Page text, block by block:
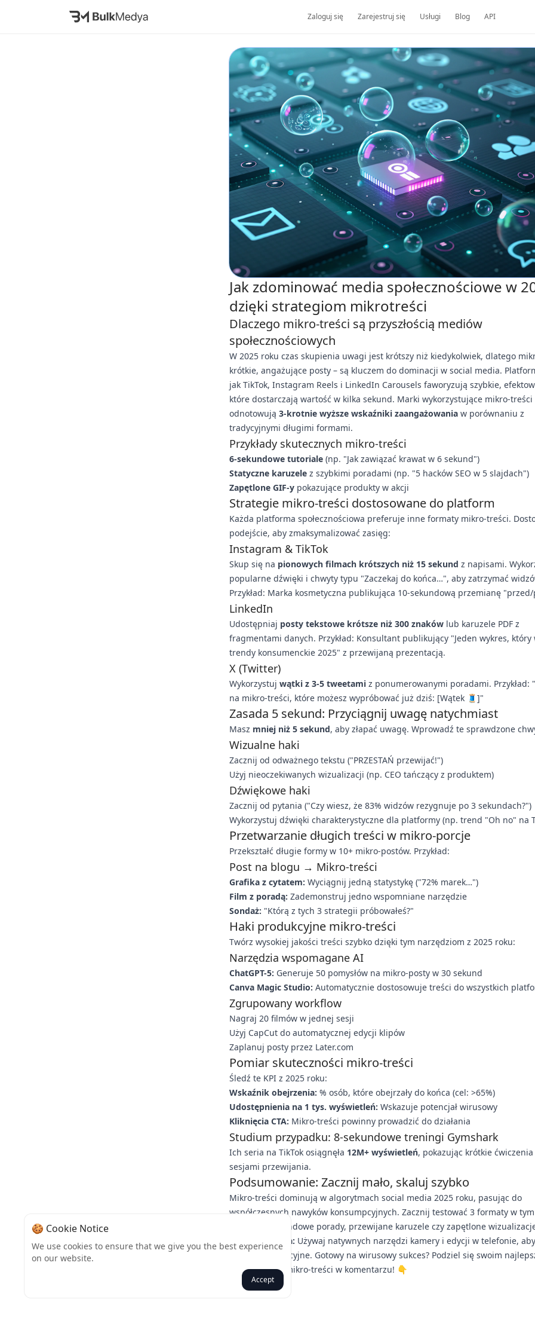
Zaloguj się Zarejestruj się Usługi Blog API
Jak zdominować media społecznościowe w
dzięki strategiom mikrotreści
Dlaczego mikro-treści są przyszłością mediów
społecznościowych
W 2025 roku czas skupienia uwagi jest krótszy niż kiedykolwiek, dlatego
krótkie, angażujące posty – są kluczem do dominacji w social media.
jak TikTok, Instagram Reels i LinkedIn Carousels faworyzują szybkie,
które dostarczają wartość w kilka sekund. Marki wykorzystujące mikro-treści
odnotowują 3-krotnie wyższe wskaźniki zaangażowania w porównaniu z
tradycyjnymi długimi formami.
Przykłady skutecznych mikro-treści
6-sekundowe tutoriale (np. "Jak zawiązać krawat w 6 sekund")
Statyczne karuzele z szybkimi poradami (np. "5 hacków SEO w 5 slajdach")
Zapętlone GIF-y pokazujące produkty w akcji
Strategie mikro-treści dostosowane do platform
Każda platforma społecznościowa preferuje inne formaty mikro-treści.
podejście, aby zmaksymalizować zasięg:
Instagram & TikTok
Skup się na pionowych filmach krótszych niż 15 sekund z napisami.
popularne dźwięki i chwyty typu "Zaczekaj do końca…", aby zatrzymać
Przykład: Marka kosmetyczna publikująca 10-sekundową przemianę
LinkedIn
Udostępniaj posty tekstowe krótsze niż 300 znaków lub karuzele PDF z
fragmentami danych. Przykład: Konsultant publikujący "Jeden wykres, który
trendy konsumenckie 2025" z przewijaną prezentacją.
X (Twitter)
Wykorzystuj wątki z 3-5 tweetami z ponumerowanymi poradami. Przykład:
na mikro-treści, które możesz wypróbować już dziś: [Wątek 🧵]"
Zasada 5 sekund: Przyciągnij uwagę natychmiast
Masz mniej niż 5 sekund, aby złapać uwagę. Wprowadź te sprawdzone
Wizualne haki
Zacznij od odważnego tekstu ("PRZESTAŃ przewijać!")
Użyj nieoczekiwanych wizualizacji (np. CEO tańczący z produktem)
Dźwiękowe haki
Zacznij od pytania ("Czy wiesz, że 83% widzów rezygnuje po 3 sekundach?")
Wykorzystuj dźwięki charakterystyczne dla platformy (np. trend "Oh no" na
Przetwarzanie długich treści w mikro-porcje
Przekształć długie formy w 10+ mikro-postów. Przykład:
Post na blogu → Mikro-treści
Grafika z cytatem: Wyciągnij jedną statystykę ("72% marek…")
Film z poradą: Zademonstruj jedno wspomniane narzędzie
Sondaż: "Którą z tych 3 strategii próbowałeś?"
Haki produkcyjne mikro-treści
Twórz wysokiej jakości treści szybko dzięki tym narzędziom z 2025 roku:
Narzędzia wspomagane AI
ChatGPT-5: Generuje 50 pomysłów na mikro-posty w 30 sekund
Canva Magic Studio: Automatycznie dostosowuje treści do wszystkich
Zgrupowany workflow
Nagraj 20 filmów w jednej sesji
Użyj CapCut do automatycznej edycji klipów
Zaplanuj posty przez Later.com
Pomiar skuteczności mikro-treści
Śledź te KPI z 2025 roku:
Wskaźnik obejrzenia: % osób, które obejrzały do końca (cel: >65%)
Udostępnienia na 1 tys. wyświetleń: Wskazuje potencjał wirusowy
Kliknięcia CTA: Mikro-treści powinny prowadzić do działania
Studium przypadku: 8-sekundowe treningi Gymshark
Ich seria na TikTok osiągnęła 12M+ wyświetleń, pokazując krótkie
sesjami przewijania.
Podsumowanie: Zacznij mało, skaluj szybko
Mikro-treści dominują w algorytmach social media 2025 roku, pasując do
współczesnych nawyków konsumpcyjnych. Zacznij testować 3 formaty w
– czy to 6-sekundowe porady, przewijane karuzele czy zapętlone
Ekspercka rada: Używaj natywnych narzędzi kamery i edycji w telefonie,
bariery produkcyjne. Gotowy na wirusowy sukces? Podziel się swoim
pomysłem na mikro-treści w komentarzu! 👇
Wstecz
🍪 Cookie Notice
We use cookies to ensure that we give you the best experience
on our website.
Accept